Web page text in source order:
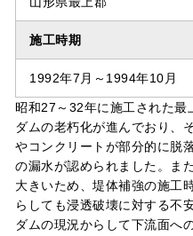
施工時期
1992年7月～1994年10月
昭和27～32年に施工された最
ダムの老朽化が進んでおり、
やコンクリートが部分的に脱
の漏水が認められました。ま
大きいため、堤体補強の施工
らしても浸透破壊に対する不
ダムの現況からして下流面へ